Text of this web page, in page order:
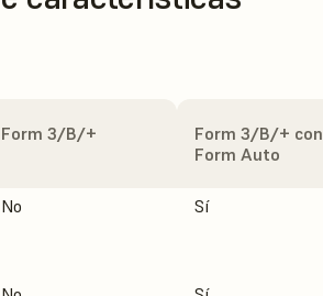
Form 3/B/+
Form 3/B/+ con
Form Auto
No Sí